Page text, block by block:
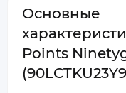
Основные
Points